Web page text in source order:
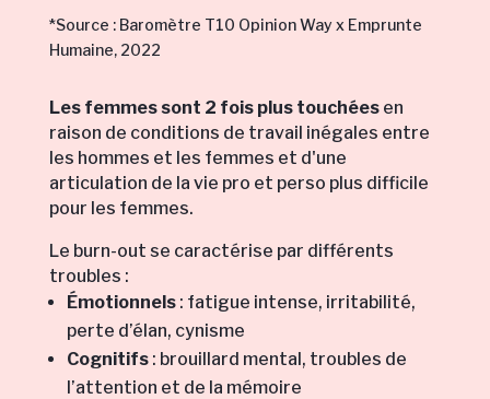
*Source : Baromètre T10 Opinion Way x Emprunte
Humaine, 2022
Les femmes sont 2 fois plus touchéesen
raison de conditions de travail inégales entre
les hommes et les femmes et d'une
articulation de la vie pro et perso plus difficile
pour les femmes.
Le burn-out se caractérise par différents
troubles :
Émotionnels: fatigue intense, irritabilité,
perte d’élan, cynisme
Cognitifs: brouillard mental, troubles de
l’attention et de la mémoire